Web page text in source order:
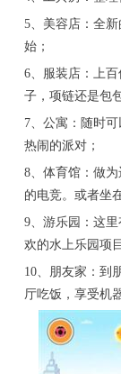
5、美容店：全
始；
6、服装店：上
子，项链还是包
7、公寓：随时
热闹的派对；
8、体育馆：做
的电竞。或者坐
9、游乐园：这
欢的水上乐园项
10、朋友家：到
厅吃饭，享受机